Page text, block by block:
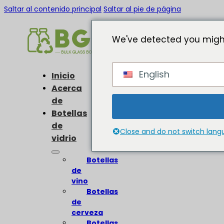
Saltar al contenido principal Saltar al pie de página
Inicio
Acerca
de
Botellas
de
vidrio
Botellas
de
vino
Botellas
de
cerveza
We've detected you
English
Close and do not switch